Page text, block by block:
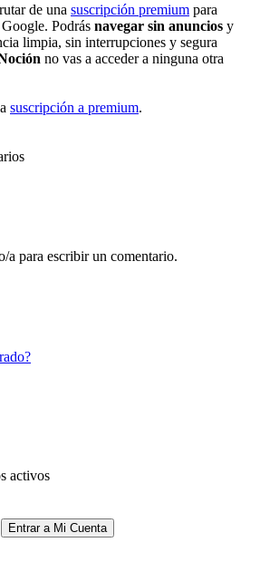
de una suscripción premium para
Podrás navegar sin anuncios y
limpia, sin interrupciones y segura
no vas a acceder a ninguna otra
suscripción a premium.
a para escribir un comentario.
activos
Entrar a Mi Cuenta